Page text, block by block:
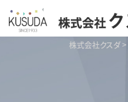
株式会社クスダ>